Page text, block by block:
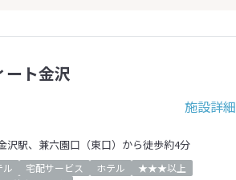
ート金沢
施設詳細
沢駅、兼六園口（東口）から徒歩約4分
ル 宅配サービス ホテル
★★★以上